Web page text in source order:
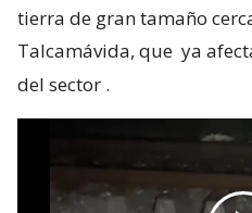
tierra de gran tamaño
Talcamávida, que ya
del sector .